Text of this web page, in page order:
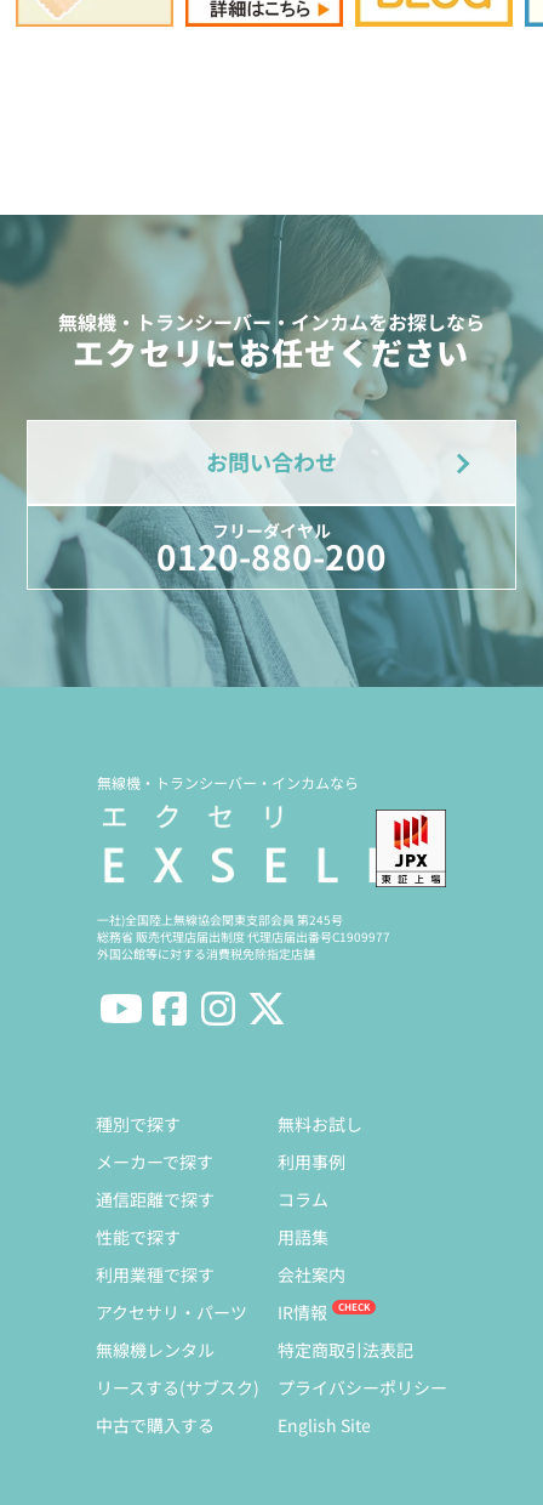
無線機・トランシーバー・インカムをお探しなら
エクセリにお任せください
お問い合わせ
フリーダイヤル
0120-880-200
無線機・トランシーバー・インカムなら
一社)全国陸上無線協会関東支部会員 第245号
総務省 販売代理店届出制度 代理店届出番号C1909977
外国公館等に対する消費税免除指定店舗
種別で探す
メーカーで探す
通信距離で探す
性能で探す
利用業種で探す
アクセサリ・パーツ
無線機レンタル
リースする(サブスク)
中古で購入する
無料お試し
利用事例
コラム
用語集
会社案内
IR情報
特定商取引法表記
プライバシーポリシー
English Site